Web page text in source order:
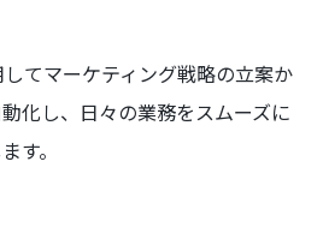
てマーケティング戦略の立案か
化し、日々の業務をスムーズに
す。